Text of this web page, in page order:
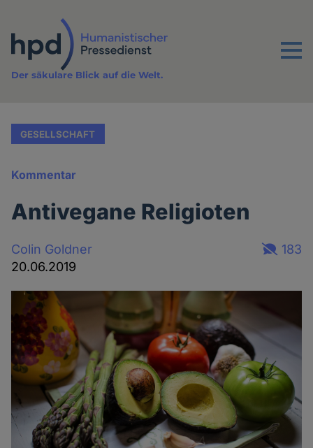
Inhalt
Menu
Der säkulare Blick auf die Welt.
GESELLSCHAFT
Kommentar
Antivegane Religioten
Colin Goldner
20.06.2019
183